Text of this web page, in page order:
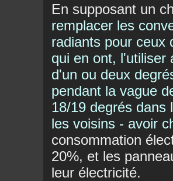
En supposant un
remplacer les
radiants pour ceux
qui en ont, l'utiliser
d'un ou deux
pendant la vague
18/19 degrés dans
les voisins - avoir
consommation
20%, et les
leur électricité.